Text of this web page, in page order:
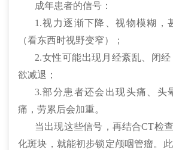
成年患者的信号：
1.视力逐渐下降、视物模糊，
（看东西时视野变窄）；
2.女性可能出现月经紊乱、闭
欲减退；
3.部分患者还会出现头痛、头
痛，劳累后会加重。
当出现这些信号，再结合CT检
化斑块，就能初步锁定颅咽管瘤。